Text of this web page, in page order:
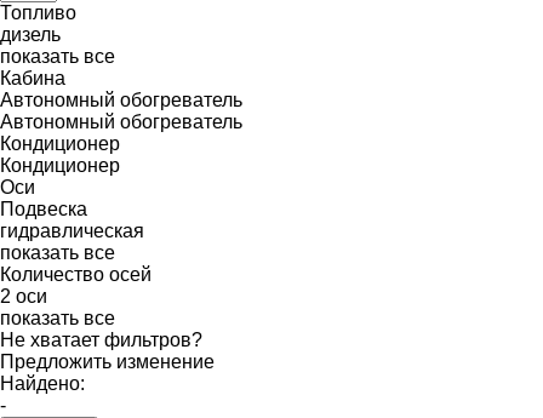
Топливо
дизель
показать все
Кабина
Автономный обогреватель
Автономный обогреватель
Кондиционер
Кондиционер
Оси
Подвеска
гидравлическая
показать все
Количество осей
2 оси
показать все
Не хватает фильтров?
Предложить изменение
Найдено:
-